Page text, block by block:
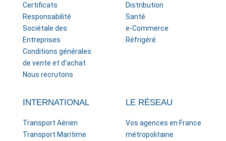
Certificats
Responsabilité
Sociétale des
Entreprises
Conditions générales
de vente et d’achat
Nous recrutons
Distribution
Santé
e-Commerce
Réfrigéré
INTERNATIONAL
Transport Aérien
Transport Maritime
LE RÉSEAU
Vos agences en France
métropolitaine